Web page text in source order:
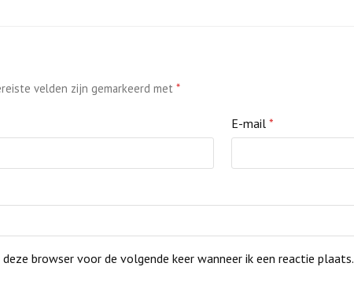
velden zijn gemarkeerd met *
E-mail *
browser voor de volgende keer wanneer ik een reactie plaats.